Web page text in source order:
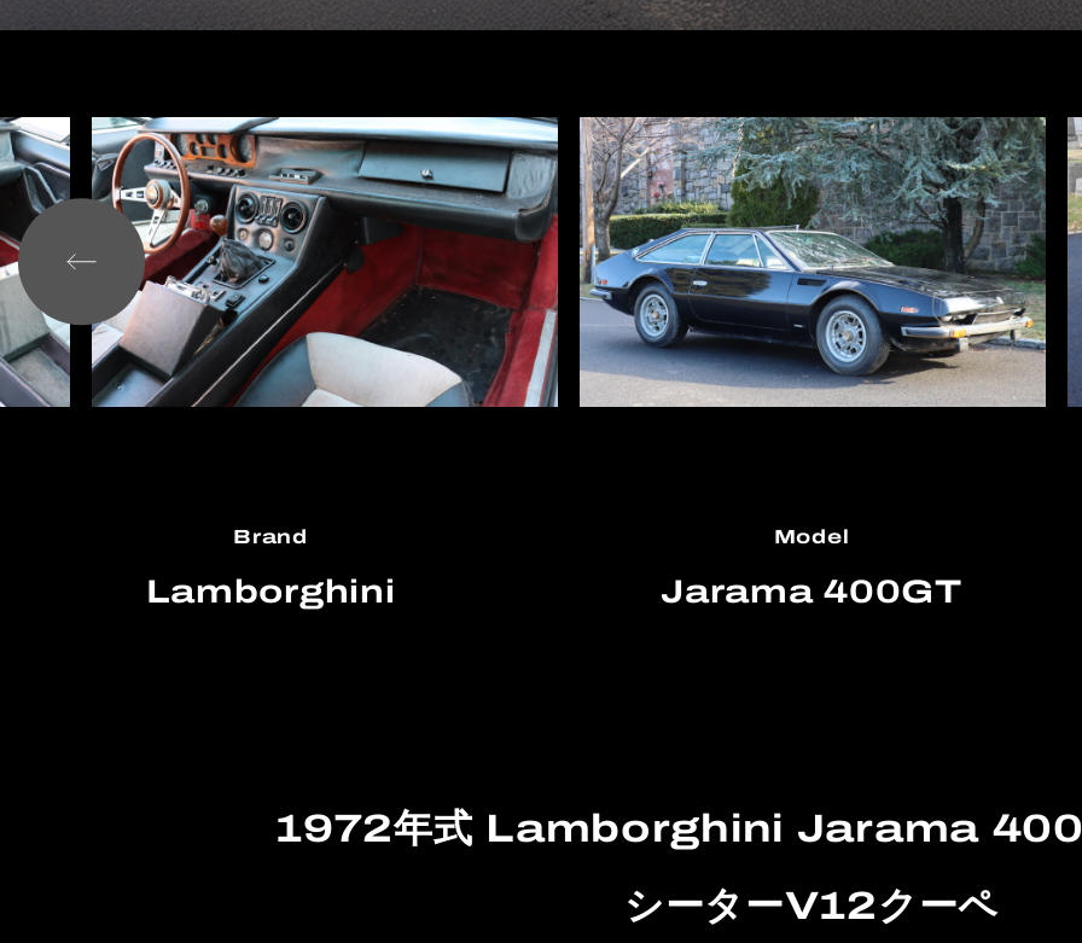
Brand
Lamborghini
Model
Jarama 400GT
1972年式 Lamborghini Jarama
シーターV12クーペ